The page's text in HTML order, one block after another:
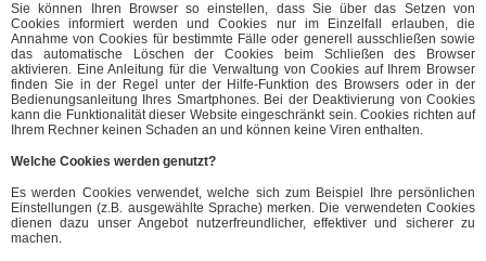
Sie können Ihren Browser so einstellen, dass Sie über das Setzen von
Cookies informiert werden und Cookies nur im Einzelfall erlauben, die
Annahme von Cookies für bestimmte Fälle oder generell ausschließen sowie
das automatische Löschen der Cookies beim Schließen des Browser
aktivieren. Eine Anleitung für die Verwaltung von Cookies auf Ihrem Browser
finden Sie in der Regel unter der Hilfe-Funktion des Browsers oder in der
Bedienungsanleitung Ihres Smartphones. Bei der Deaktivierung von Cookies
kann die Funktionalität dieser Website eingeschränkt sein. Cookies richten auf
Ihrem Rechner keinen Schaden an und können keine Viren enthalten.
Welche Cookies werden genutzt?
Es werden Cookies verwendet, welche sich zum Beispiel Ihre persönlichen
Einstellungen (z.B. ausgewählte Sprache) merken. Die verwendeten Cookies
dienen dazu unser Angebot nutzerfreundlicher, effektiver und sicherer zu
machen.